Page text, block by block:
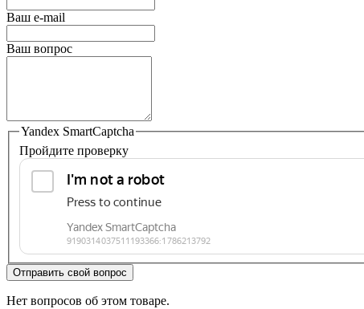
Ваш e-mail
Ваш вопрос
Yandex SmartCaptcha
Пройдите проверку
Отправить свой вопрос
Нет вопросов об этом товаре.